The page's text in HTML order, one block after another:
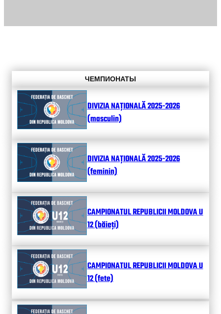
ЧЕМПИОНАТЫ
DIVIZIA NAȚIONALĂ 2025-2026
(masculin)
DIVIZIA NAȚIONALĂ 2025-2026
(feminin)
CAMPIONATUL REPUBLICII MOLDOVA U
12 (băieți)
CAMPIONATUL REPUBLICII MOLDOVA U
12 (fete)